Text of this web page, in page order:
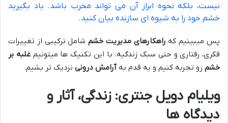
نیست، بلکه نحوه ابراز آن می تواند مخرب باشد. یاد بگیرید
خشم خود را به شیوه ای سازنده بیان کنید.
پس میبینیم که راهکارهای مدیریت خشمشامل ترکیبی از تغییرات
فکری، رفتاری و حتی سبک زندگیه. با این تکنیک ها میتونیمغلبه بر
خشم رو تجربه کنیم و یه قدم بهآرامش درونی نزدیک تر بشیم.
ویلیام دویل جنتری: زندگی، آثار و
دیدگاه ها